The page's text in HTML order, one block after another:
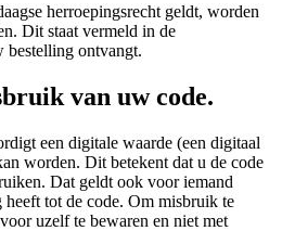
herroepingsrecht geldt, worden
Dit staat vermeld in de
bestelling ontvangt.
van uw code.
een digitale waarde (een digitaal
worden. Dit betekent dat u de code
Dat geldt ook voor iemand
heeft tot de code. Om misbruik te
uzelf te bewaren en niet met